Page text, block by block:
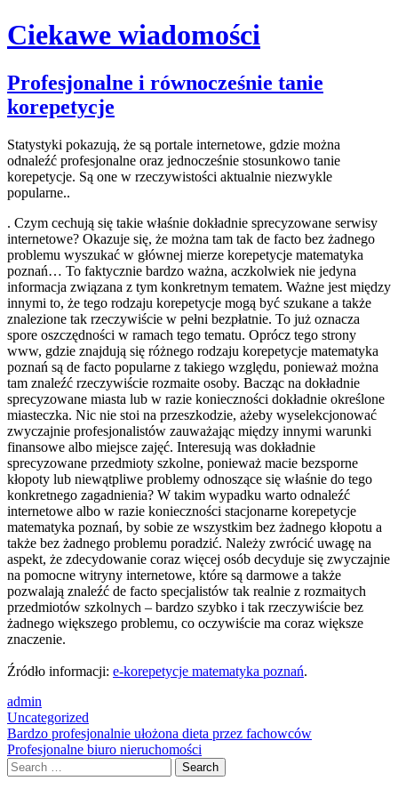
Ciekawe wiadomości
Skip
to
content
Profesjonalne i równocześnie tanie
korepetycje
Statystyki pokazują, że są portale internetowe, gdzie można
odnaleźć profesjonalne oraz jednocześnie stosunkowo tanie
korepetycje. Są one w rzeczywistości aktualnie niezwykle
popularne..
. Czym cechują się takie właśnie dokładnie sprecyzowane serwisy
internetowe? Okazuje się, że można tam tak de facto bez żadnego
problemu wyszukać w głównej mierze korepetycje matematyka
poznań… To faktycznie bardzo ważna, aczkolwiek nie jedyna
informacja związana z tym konkretnym tematem. Ważne jest między
innymi to, że tego rodzaju korepetycje mogą być szukane a także
znalezione tak rzeczywiście w pełni bezpłatnie. To już oznacza
spore oszczędności w ramach tego tematu. Oprócz tego strony
www, gdzie znajdują się różnego rodzaju korepetycje matematyka
poznań są de facto popularne z takiego względu, ponieważ można
tam znaleźć rzeczywiście rozmaite osoby. Bacząc na dokładnie
sprecyzowane miasta lub w razie konieczności dokładnie określone
miasteczka. Nic nie stoi na przeszkodzie, ażeby wyselekcjonować
zwyczajnie profesjonalistów zauważając między innymi warunki
finansowe albo miejsce zajęć. Interesują was dokładnie
sprecyzowane przedmioty szkolne, ponieważ macie bezsporne
kłopoty lub niewątpliwe problemy odnoszące się właśnie do tego
konkretnego zagadnienia? W takim wypadku warto odnaleźć
internetowe albo w razie konieczności stacjonarne korepetycje
matematyka poznań, by sobie ze wszystkim bez żadnego kłopotu a
także bez żadnego problemu poradzić. Należy zwrócić uwagę na
aspekt, że zdecydowanie coraz więcej osób decyduje się zwyczajnie
na pomocne witryny internetowe, które są darmowe a także
pozwalają znaleźć de facto specjalistów tak realnie z rozmaitych
przedmiotów szkolnych – bardzo szybko i tak rzeczywiście bez
żadnego większego problemu, co oczywiście ma coraz większe
znaczenie.
Źródło informacji: e-korepetycje matematyka poznań.
admin
Uncategorized
Post
navigation
Bardzo profesjonalnie ułożona dieta przez fachowców
Profesjonalne biuro nieruchomości
Search